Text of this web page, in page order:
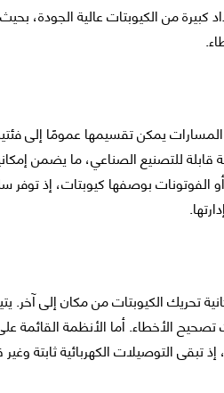
كبيرة من الكيوبتات عالية الجودة،
يمكن تقسيمها عمومًا إلى
للتصنيع الصناعي، ما يضمن
بوصفها كيوبتات، إذ توفر
تحريك الكيوبتات من مكان إلى آخر.
الأخطاء. أما الأنظمة القائمة
تبقى التوصيلات الكهربائية ثابتة وغير